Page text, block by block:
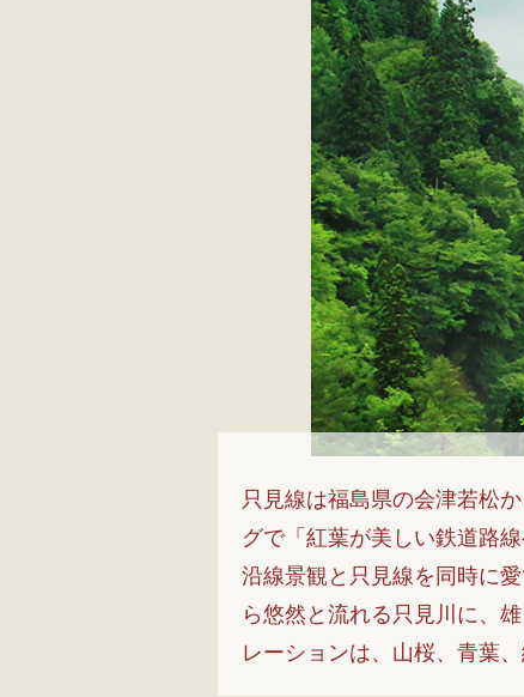
只見線は福島県の会津若松
グで「紅葉が美しい鉄道路
沿線景観と只見線を同時に
ら悠然と流れる只見川に、
レーションは、山桜、青葉